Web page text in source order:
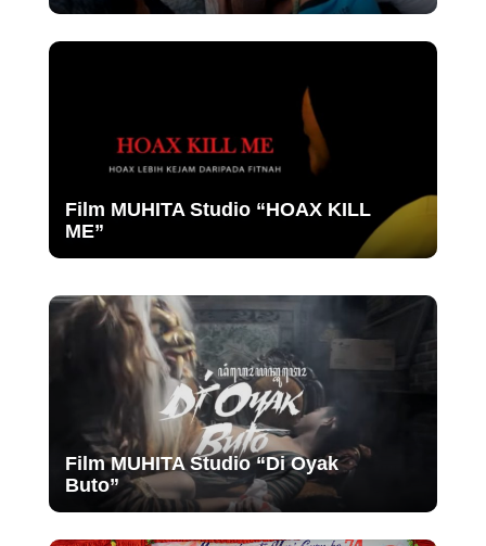
Film MUHITA Studio “HOAX KILL
ME”
Film MUHITA Studio “Di Oyak
Buto”